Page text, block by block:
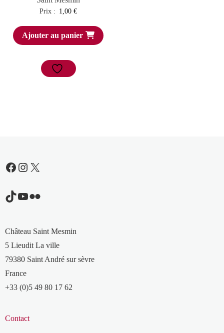
Prix : 1,00€
Ajouter au panier
Facebook
Instagram
X
TikTok
YouTube
Flickr
Château Saint Mesmin
5 Lieudit La ville
79380 Saint André sur sèvre
France
+33 (0)5 49 80 17 62
Contact